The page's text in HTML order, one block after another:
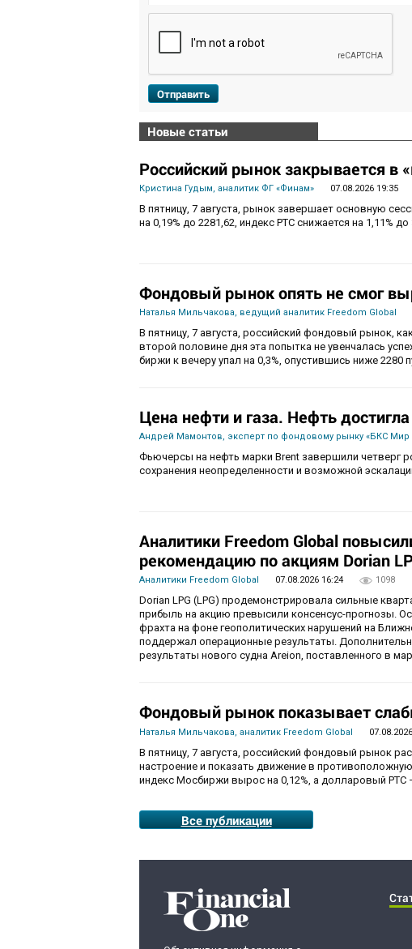
Отправить
Новые статьи
Российский рынок закрывается в
Кристина Гудым, аналитик ФГ «Финам» 07.08.2026 19:35
В пятницу, 7 августа, рынок завершает основную
на 0,19% до 2281,62, индекс РТС снижается на 1,11% до
Фондовый рынок опять не смог
Наталья Мильчакова, ведущий аналитик Freedom Global
В пятницу, 7 августа, российский фондовый рынок,
второй половине дня эта попытка не увенчалась
биржи к вечеру упал на 0,3%, опустившись ниже 2280
Цена нефти и газа. Нефть
Андрей Мамонтов, эксперт по фондовому рынку «БКС Мир
Фьючерсы на нефть марки Brent завершили четверг
сохранения неопределенности и возможной
Аналитики Freedom Global
рекомендацию по акциям Dorian
Аналитики Freedom Global 07.08.2026 16:24 1098
Dorian LPG (LPG) продемонстрировала сильные
прибыль на акцию превысили консенсус-прогнозы.
фрахта на фоне геополитических нарушений на
поддержал операционные результаты.
результаты нового судна Areion, поставленного в
Фондовый рынок показывает
Наталья Мильчакова, аналитик Freedom Global
В пятницу, 7 августа, российский фондовый рынок
настроение и показать движение в
индекс Мосбиржи вырос на 0,12%, а долларовый РТС –
Все публикации